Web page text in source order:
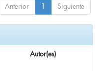
Anterior 1 Siguiente
Autor(es)